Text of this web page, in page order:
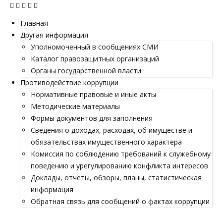
Главная
Другая информация
Уполномоченный в сообщениях СМИ
Каталог правозащитных организаций
Органы государственной власти
Противодействие коррупции
Нормативные правовые и иные акты
Методические материалы
Формы документов для заполнения
Сведения о доходах, расходах, об имуществе и
обязательствах имущественного характера
Комиссия по соблюдению требований к служебному
поведению и урегулированию конфликта интересов
Доклады, отчеты, обзоры, планы, статистическая
информация
Обратная связь для сообщений о фактах коррупции